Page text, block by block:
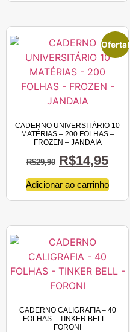
Oferta!
CADERNO UNIVERSITÁRIO 10
MATÉRIAS – 200 FOLHAS –
FROZEN – JANDAIA
R$29,90 R$14,95
Adicionar ao carrinho
CADERNO CALIGRAFIA – 40
FOLHAS – TINKER BELL –
FORONI